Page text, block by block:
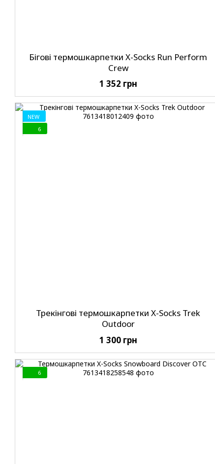
Бігові термошкарпетки X-Socks Run Perform
Crew
1 352 грн
NEW
6
Трекінгові термошкарпетки X-Socks Trek
Outdoor
1 300 грн
6